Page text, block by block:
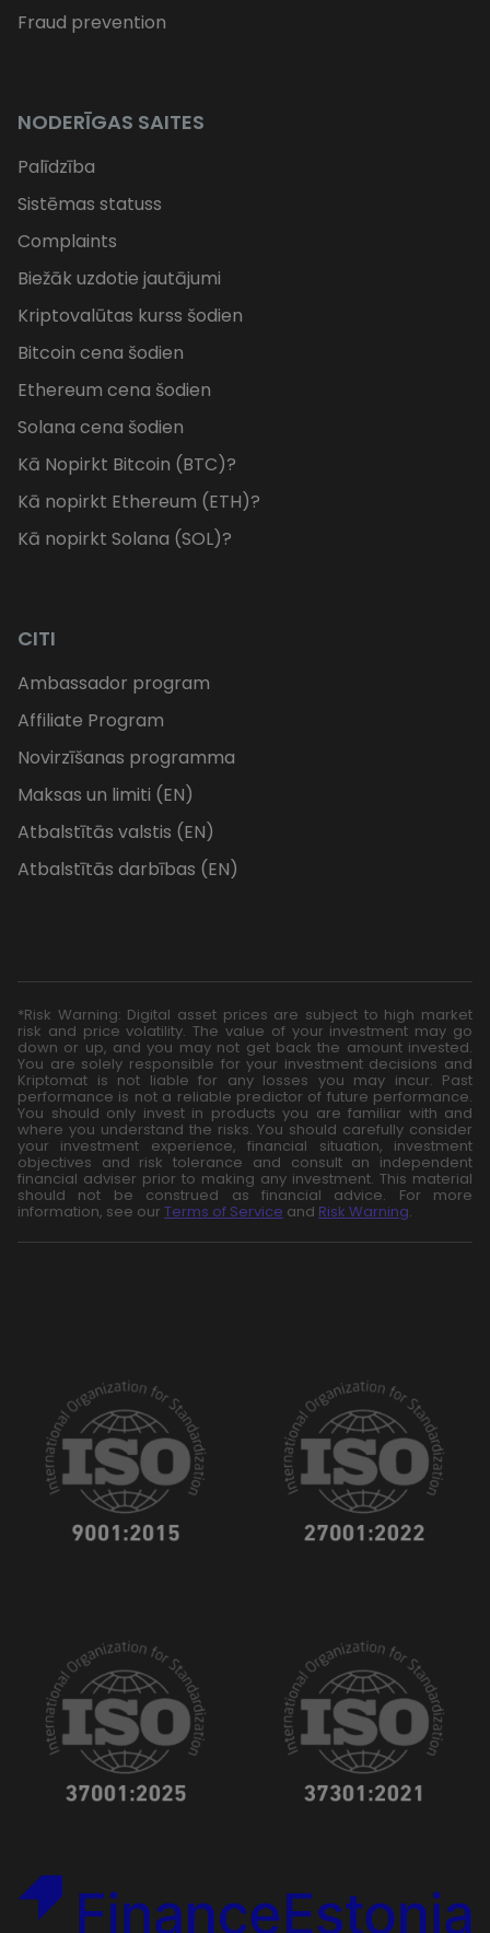
Fraud prevention
NODERĪGAS SAITES
Palīdzība
Sistēmas statuss
Complaints
Biežāk uzdotie jautājumi
Kriptovalūtas kurss šodien
Bitcoin cena šodien
Ethereum cena šodien
Solana cena šodien
Kā Nopirkt Bitcoin (BTC)?
Kā nopirkt Ethereum (ETH)?
Kā nopirkt Solana (SOL)?
CITI
Ambassador program
Affiliate Program
Novirzīšanas programma
Maksas un limiti (EN)
Atbalstītās valstis (EN)
Atbalstītās darbības (EN)
*Risk Warning: Digital asset prices are subject to high market
risk and price volatility. The value of your investment may go
down or up, and you may not get back the amount invested.
You are solely responsible for your investment decisions and
Kriptomat is not liable for any losses you may incur. Past
performance is not a reliable predictor of future performance.
You should only invest in products you are familiar with and
where you understand the risks. You should carefully consider
your investment experience, financial situation, investment
objectives and risk tolerance and consult an independent
financial adviser prior to making any investment. This material
should not be construed as financial advice. For more
information, see our Terms of Service and Risk Warning.